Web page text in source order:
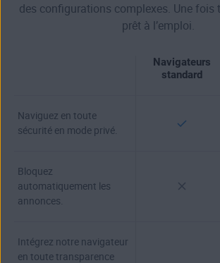
des configurations complexes. Une fois
prêt à l’emploi.
Navigateurs
standard
Naviguez en toute
sécurité en mode privé.
Bloquez
automatiquement les
annonces.
Intégrez notre navigateur
en toute transparence